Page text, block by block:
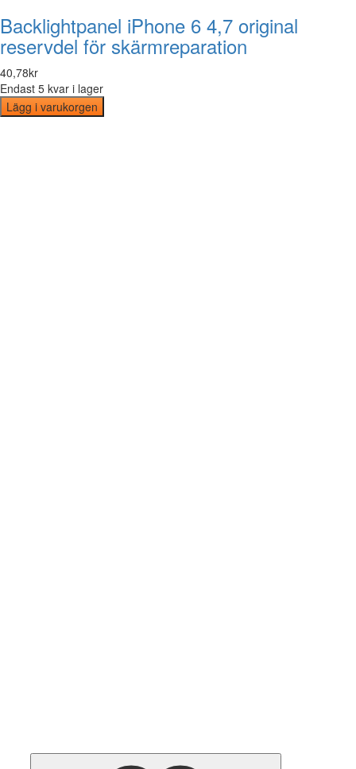
Backlightpanel iPhone 6 4,7 original
reservdel för skärmreparation
40,78kr
Endast 5 kvar i lager
Lägg i varukorgen